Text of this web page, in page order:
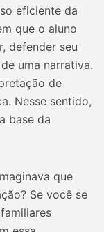
eficiente da
que o aluno
defender seu
uma narrativa.
de
Nesse sentido,
base da
que
Se você se